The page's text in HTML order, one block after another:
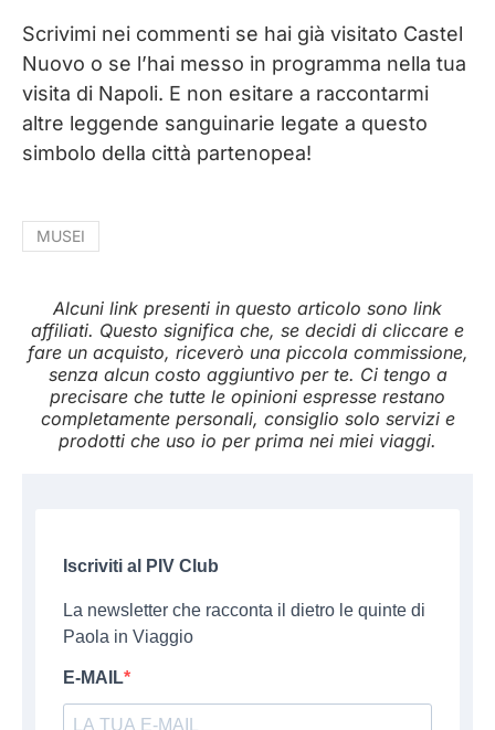
Scrivimi nei commenti se hai già visitato Castel
Nuovo o se l’hai messo in programma nella tua
visita di Napoli. E non esitare a raccontarmi
altre leggende sanguinarie legate a questo
simbolo della città partenopea!
MUSEI
Alcuni link presenti in questo articolo sono link
affiliati. Questo significa che, se decidi di cliccare e
fare un acquisto, riceverò una piccola commissione,
senza alcun costo aggiuntivo per te. Ci tengo a
precisare che tutte le opinioni espresse restano
completamente personali, consiglio solo servizi e
prodotti che uso io per prima nei miei viaggi.
Iscriviti al PIV Club
La newsletter che racconta il dietro le quinte di
Paola in Viaggio
E-MAIL